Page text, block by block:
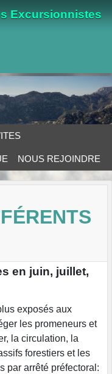
Excursionnistes
NOUS REJOINDRE
en juin, juillet,
exposés aux
les promeneurs et
la circulation, la
forestiers et les
par arrêté préfectoral: